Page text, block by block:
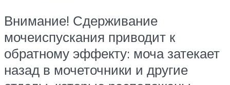
Внимание! Сдерживание
мочеиспускания приводит к
обратному эффекту: моча затекает
назад в мочеточники и другие